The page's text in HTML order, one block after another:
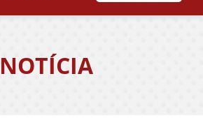
NOTÍCIA